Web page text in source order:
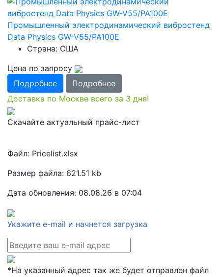
Промышленный электродинамический вибростенд
Data Physics GW-V55/PA100E
Страна: США
Цена по запросу
Подробнее
Подробнее
Доставка по Москве всего за 3 дня!
Скачайте актуальный прайс-лист
Файл: Pricelist.xlsx
Размер файла: 621.51 kb
Дата обновления: 08.08.26 в 07:04
Укажите e-mail и начнется загрузка
*На указанный адрес так же будет отправлен файл